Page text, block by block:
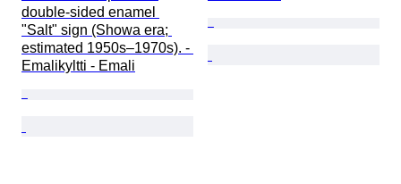
double-sided enamel
"Salt" sign (Showa era;
estimated 1950s–1970s). -
Emalikyltti - Emali